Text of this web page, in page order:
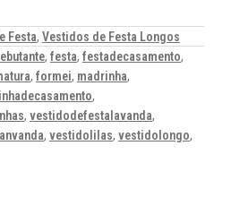
Festa, Vestidos de Festa Longos
, festa, festadecasamento,
, formei, madrinha,
,
, vestidodefestalavanda,
, vestidolilas, vestidolongo,